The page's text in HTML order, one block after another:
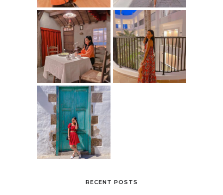
RECENT POSTS